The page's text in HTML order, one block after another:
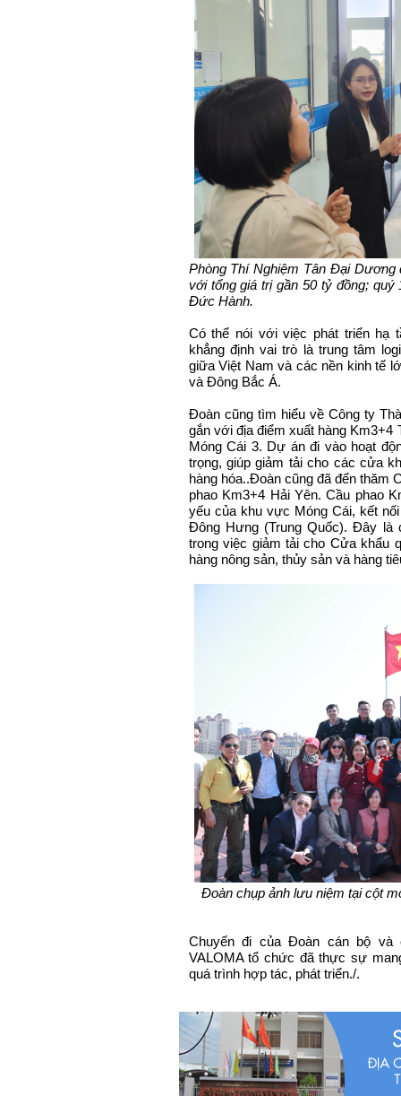
Phòng Thí Nghiệm Tân Đại
với tổng giá trị gần 50 tỷ đồng;
Đức Hành.
Có thể nói với việc phát triển hạ
khẳng định vai trò là trung tâm
giữa Việt Nam và các nền kinh tế
và Đông Bắc Á.
Đoàn cũng tìm hiểu về Công ty
gắn với địa điểm xuất hàng
Móng Cái 3. Dự án đi vào hoạt
trọng, giúp giảm tải cho các cửa
hàng hóa..Đoàn cũng đã đến thăm
phao Km3+4 Hải Yên. Cầu phao
yếu của khu vực Móng Cái, kết
Đông Hưng (Trung Quốc). Đây là
trong việc giảm tải cho Cửa khẩu
hàng nông sản, thủy sản và hàng
Đoàn chụp ảnh lưu niệm tại cột
Chuyến đi của Đoàn cán bộ và
VALOMA tổ chức đã thực sự
quá trình hợp tác, phát triển./.